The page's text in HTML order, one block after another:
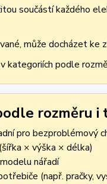
součástí každého
může docházet ke
kategoriích podle
rozměru i
pro bezproblémový
× výška × délka)
nářadí
(např. pračky,